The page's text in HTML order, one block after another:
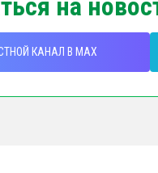
на
КАНАЛ В MAX